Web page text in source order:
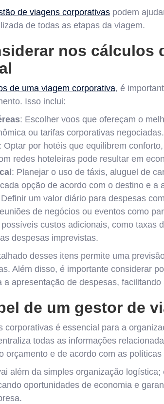
de viagens corporativaspodem
de todas as etapas da viagem.
nos cálculos
de uma viagem corporativa, é
Isso inclui:
: Escolher voos que ofereçam o
ou tarifas corporativas negociadas.
: Optar por hotéis que equilibrem
redes hoteleiras pode resultar em
: Planejar o uso de táxis, aluguel de
opção de acordo com o destino e a
um valor diário para despesas
de negócios ou eventos como
custos adicionais, como taxas
despesas imprevistas.
desses itens permite uma
Além disso, é importante considerar
a apresentação de despesas,
de um gestor de
corporativas é essencial para a
todas as informações
orçamento e de acordo com as políticas
além da simples organização
oportunidades de economia e